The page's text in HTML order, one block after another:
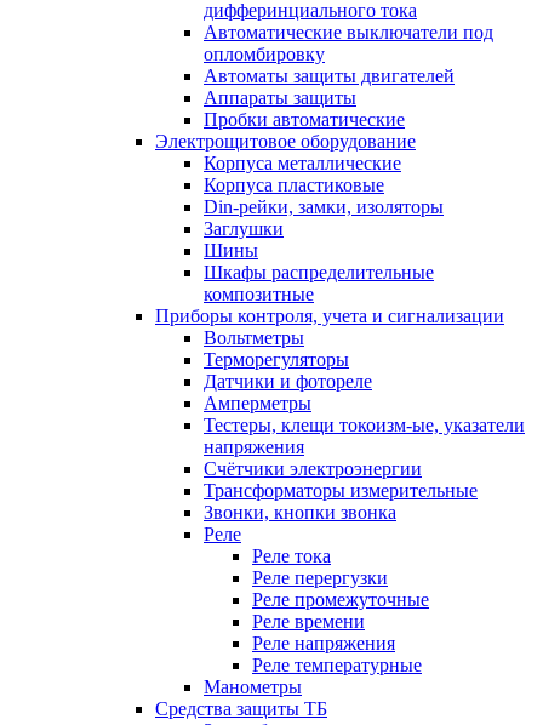
дифферинциального тока
Автоматические выключатели под
опломбировку
Автоматы защиты двигателей
Аппараты защиты
Пробки автоматические
Электрощитовое оборудование
Корпуса металлические
Корпуса пластиковые
Din-рейки, замки, изоляторы
Заглушки
Шины
Шкафы распределительные
композитные
Приборы контроля, учета и сигнализации
Вольтметры
Терморегуляторы
Датчики и фотореле
Амперметры
Тестеры, клещи токоизм-ые, указатели
напряжения
Счётчики электроэнергии
Трансформаторы измерительные
Звонки, кнопки звонка
Реле
Реле тока
Реле перергузки
Реле промежуточные
Реле времени
Реле напряжения
Реле температурные
Манометры
Средства защиты ТБ